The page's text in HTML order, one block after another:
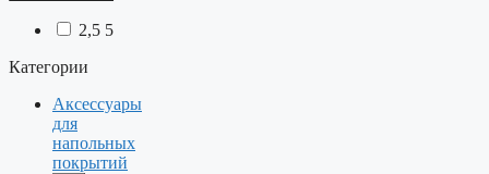
2,5 5
Категории
Аксессуары
для
напольных
покрытий